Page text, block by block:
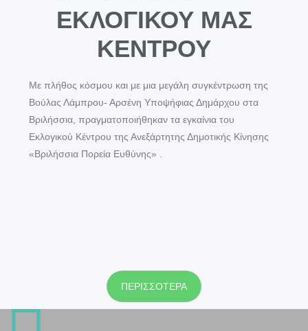
ΕΚΛΟΓΙΚΟΥ ΜΑΣ
ΚΕΝΤΡΟΥ
Με πλήθος κόσμου και με μια μεγάλη συγκέντρωση της
Βούλας Λάμπρου- Αρσένη Υποψήφιας Δημάρχου στα
Βριλήσσια, πραγματοποιήθηκαν τα εγκαίνια του
Εκλογικού Κέντρου της Ανεξάρτητης Δημοτικής Κίνησης
«Βριλήσσια Πορεία Ευθύνης» .
ΠΕΡΙΣΣΟΤΕΡΑ